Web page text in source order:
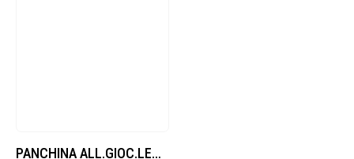
PANCHINA ALL.GIOC.LEGA LEGG.POL.ALV.MT.1 – 6 POSTI A SEDERE 2- 12